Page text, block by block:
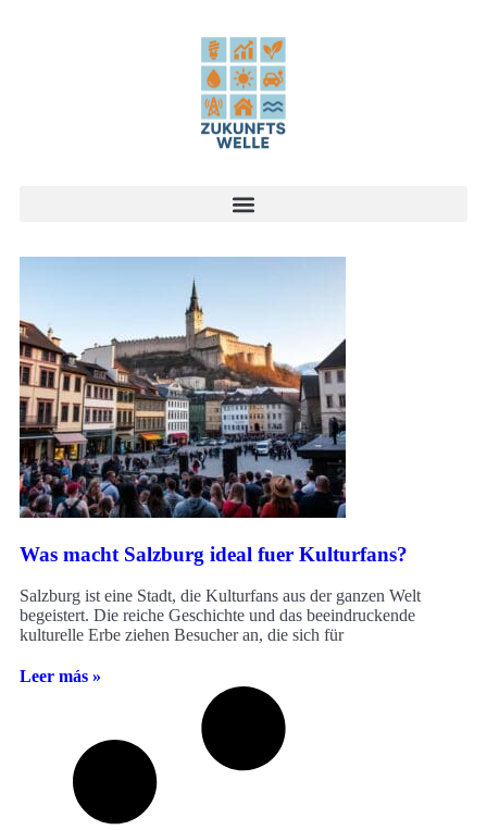
Was macht Salzburg ideal fuer Kulturfans?
Salzburg ist eine Stadt, die Kulturfans aus der ganzen Welt
begeistert. Die reiche Geschichte und das beeindruckende
kulturelle Erbe ziehen Besucher an, die sich für
Leer más »